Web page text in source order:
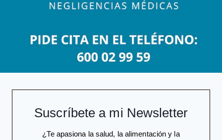
Suscríbete a mi Newsletter
¿Te apasiona la salud, la alimentación y la